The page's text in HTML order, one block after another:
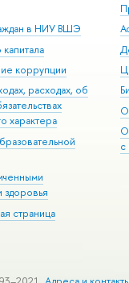
в НИУ ВШЭ
коррупции
расходах, об
характера
страница
с